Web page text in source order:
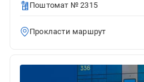
Поштомат № 2315
Прокласти маршрут